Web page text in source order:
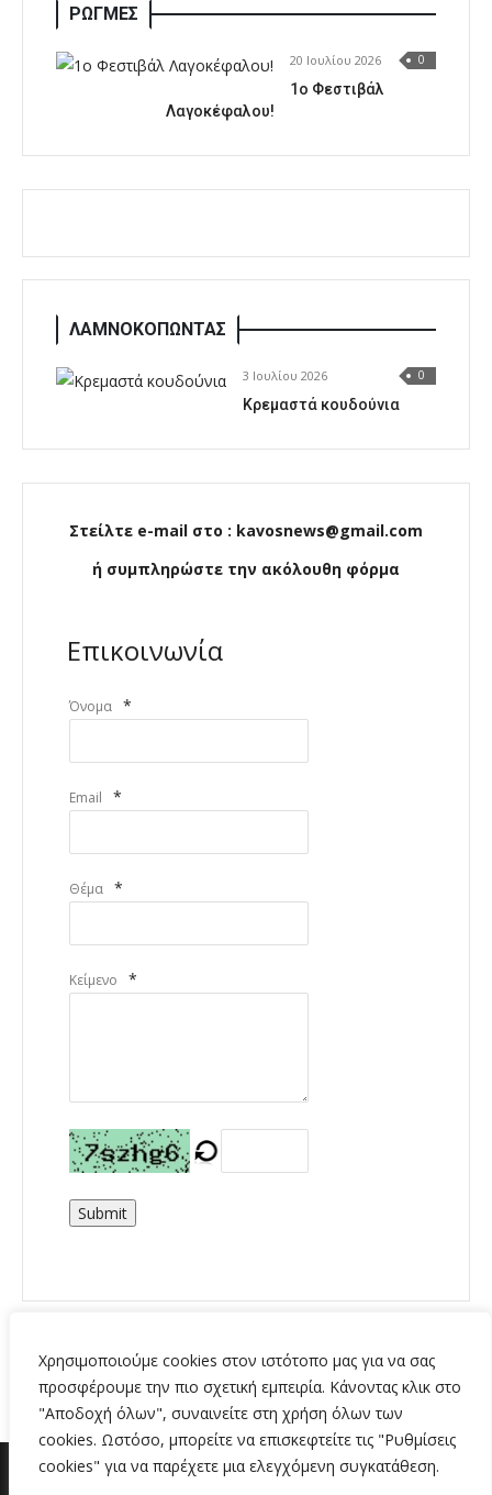
Χρησιμοποιούμε cookies στον ιστότοπο μας για να σας
προσφέρουμε την πιο σχετική εμπειρία. Κάνοντας κλικ στο
"Αποδοχή όλων", συναινείτε στη χρήση όλων των
cookies. Ωστόσο, μπορείτε να επισκεφτείτε τις "Ρυθμίσεις
cookies" για να παρέχετε μια ελεγχόμενη συγκατάθεση.
ΡΩΓΜΕΣ
20 Ιουλίου 2026 0
1o Φεστιβάλ
Λαγοκέφαλου!
ΛΑΜΝΟΚΟΠΩΝΤΑΣ
3 Ιουλίου 2026 0
Κρεμαστά κουδούνια
Στείλτε e-mail στο : kavosnews@gmail.com
ή συμπληρώστε την ακόλουθη φόρμα
Επικοινωνία
Όνομα *
Email *
Θέμα *
Κείμενο *
Submit